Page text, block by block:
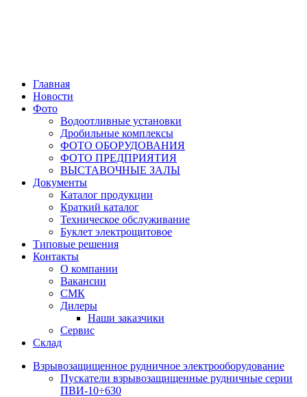
Главная
Новости
Фото
Водоотливные установки
Дробильные комплексы
ФОТО ОБОРУДОВАНИЯ
ФОТО ПРЕДПРИЯТИЯ
ВЫСТАВОЧНЫЕ ЗАЛЫ
Документы
Каталог продукции
Краткий каталог
Техническое обслуживание
Буклет электрощитовое
Типовые решения
Контакты
О компании
Вакансии
СМК
Дилеры
Наши заказчики
Сервис
Склад
Взрывозащищенное рудничное электрооборудование
Пускатели взрывозащищенные рудничные серии
ПВИ-10÷630